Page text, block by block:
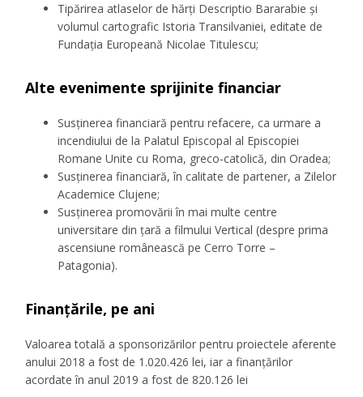
Tipărirea atlaselor de hărți Descriptio Bararabie și
volumul cartografic Istoria Transilvaniei, editate de
Fundația Europeană Nicolae Titulescu;
Alte evenimente sprijinite financiar
Susținerea financiară pentru refacere, ca urmare a
incendiului de la Palatul Episcopal al Episcopiei
Romane Unite cu Roma, greco-catolică, din Oradea;
Susținerea financiară, în calitate de partener, a Zilelor
Academice Clujene;
Susținerea promovării în mai multe centre
universitare din țară a filmului Vertical (despre prima
ascensiune românească pe Cerro Torre –
Patagonia).
Finanțările, pe ani
Valoarea totală a sponsorizărilor pentru proiectele aferente
anului 2018 a fost de 1.020.426 lei, iar a finanțărilor
acordate în anul 2019 a fost de 820.126 lei